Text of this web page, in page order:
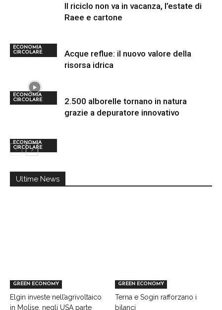
ECONOMIA
CIRCOLARE
Il riciclo non va in vacanza, l’estate di
Raee e cartone
ECONOMIA
CIRCOLARE
Acque reflue: il nuovo valore della
risorsa idrica
ECONOMIA
CIRCOLARE
2.500 alborelle tornano in natura
grazie a depuratore innovativo
Ultime News
GREEN ECONOMY
Elgin investe nell’agrivoltaico
in Molise, negli USA parte
GREEN ECONOMY
Terna e Sogin rafforzano i
bilanci